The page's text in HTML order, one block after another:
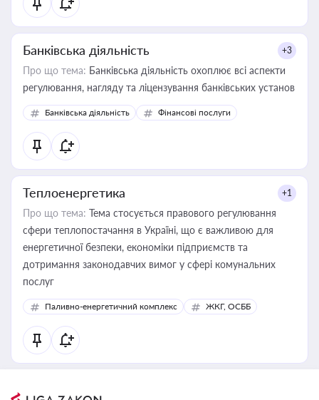
Банківська діяльність +3
Про що тема: Банківська діяльність охоплює всі аспекти
регулювання, нагляду та ліцензування банківських установ
Банківська діяльність Фінансові послуги
Теплоенергетика +1
Про що тема: Тема стосується правового регулювання
сфери теплопостачання в Україні, що є важливою для
енергетичної безпеки, економіки підприємств та
дотримання законодавчих вимог у сфері комунальних
послуг
Паливно-енергетичний комплекс ЖКГ, ОСББ